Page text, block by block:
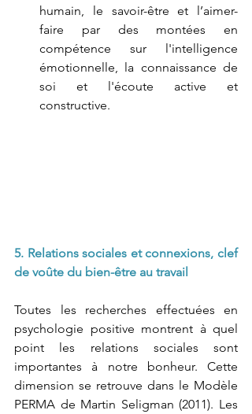
humain, le savoir-être et l’aimer-
faire par des montées en
compétence sur l'intelligence
émotionnelle, la connaissance de
soi et l'écoute active et
constructive.
5. Relations sociales et connexions, clef
de voûte du bien-être au travail
Toutes les recherches effectuées en
psychologie positive montrent à quel
point les relations sociales sont
importantes à notre bonheur. Cette
dimension se retrouve dans le Modèle
PERMA de Martin Seligman (2011). Les